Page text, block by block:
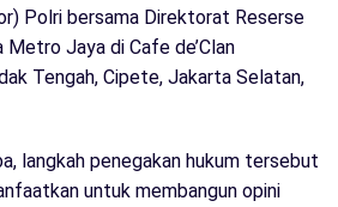
Polri bersama Direktorat Reserse
Metro Jaya di Cafe de’Clan
Tengah, Cipete, Jakarta Selatan,
langkah penegakan hukum tersebut
untuk membangun opini